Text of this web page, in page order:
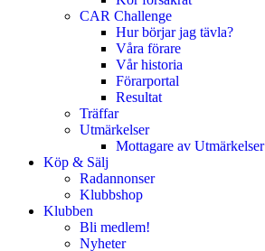
CAR Challenge
Hur börjar jag tävla?
Våra förare
Vår historia
Förarportal
Resultat
Träffar
Utmärkelser
Mottagare av Utmärkelser
Köp & Sälj
Radannonser
Klubbshop
Klubben
Bli medlem!
Nyheter